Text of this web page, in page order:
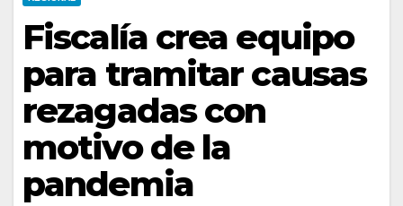
Fiscalía crea equipo
para tramitar causas
rezagadas con
motivo de la
pandemia